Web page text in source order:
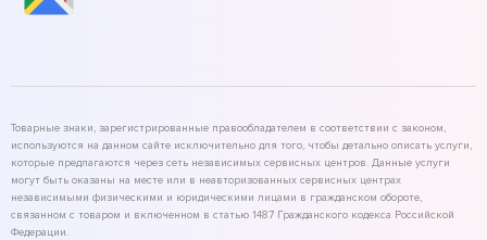
Товарные знаки, зарегистрированные правообладателем в соответствии с законом,
используются на данном сайте исключительно для того, чтобы детально описать услуги,
которые предлагаются через сеть независимых сервисных центров. Данные услуги
могут быть оказаны на месте или в неавторизованных сервисных центрах
независимыми физическими и юридическими лицами в гражданском обороте,
связанном с товаром и включенном в статью 1487 Гражданского кодекса Российской
Федерации.